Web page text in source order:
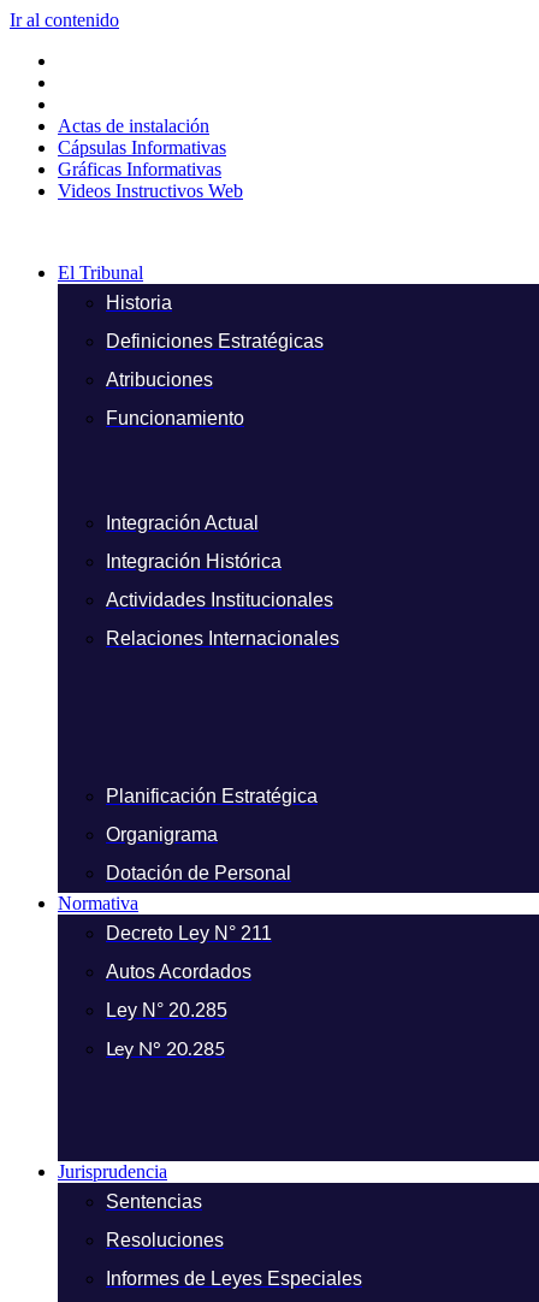
Ir al contenido
Actas de instalación
Cápsulas Informativas
Gráficas Informativas
Videos Instructivos Web
El Tribunal
Historia
Definiciones Estratégicas
Atribuciones
Funcionamiento
Integración Actual
Integración Histórica
Actividades Institucionales
Relaciones Internacionales
Planificación Estratégica
Organigrama
Dotación de Personal
Normativa
Decreto Ley N° 211
Autos Acordados
Ley N° 20.285
Ley N° 20.285
Jurisprudencia
Sentencias
Resoluciones
Informes de Leyes Especiales